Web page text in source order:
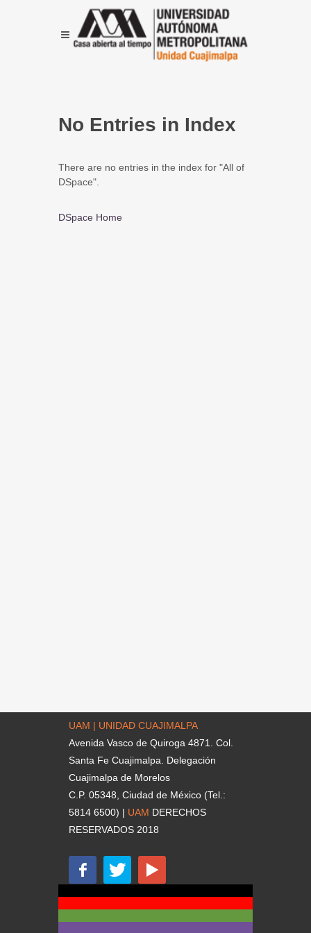
No Entries in Index
There are no entries in the index for "All of
DSpace".
DSpace Home
UAM | UNIDAD CUAJIMALPA
Avenida Vasco de Quiroga 4871. Col.
Santa Fe Cuajimalpa. Delegación
Cuajimalpa de Morelos
C.P. 05348, Ciudad de México (Tel.:
5814 6500) | UAM DERECHOS
RESERVADOS 2018